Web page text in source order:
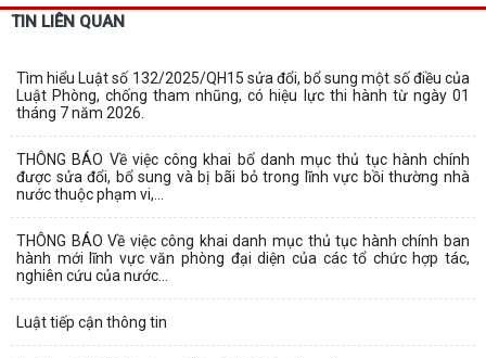
TIN LIÊN QUAN
Tìm hiểu Luật số 132/2025/QH15 sửa đổi, bổ sung một số điều của
Luật Phòng, chống tham nhũng, có hiệu lực thi hành từ ngày 01
tháng 7 năm 2026.
THÔNG BÁO Về việc công khai bố danh mục thủ tục hành chính
được sửa đổi, bổ sung và bị bãi bỏ trong lĩnh vực bồi thường nhà
nước thuộc phạm vi,...
THÔNG BÁO Về việc công khai danh mục thủ tục hành chính ban
hành mới lĩnh vực văn phòng đại diện của các tổ chức hợp tác,
nghiên cứu của nước...
Luật tiếp cận thông tin